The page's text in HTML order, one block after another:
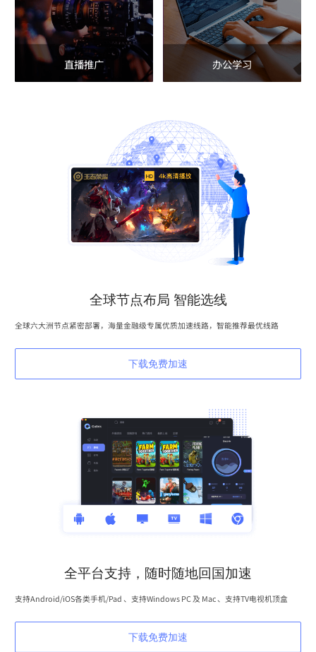
直播推广 办公学习
全球节点布局 智能选线
全球六大洲节点紧密部署，海量金融级专属优质加速线路，智能推荐最优线路
下载免费加速
全平台支持，随时随地回国加速
支持Android/iOS各类手机/Pad 、支持Windows PC 及 Mac 、支持TV电视机顶盒
下载免费加速